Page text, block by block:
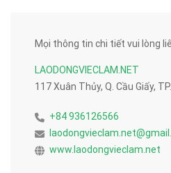
Mọi thông tin chi tiết vui lòng
LAODONGVIECLAM.NET
117 Xuân Thủy, Q. Cầu Giấy,
+84 936126566
www.laodongvieclam.net